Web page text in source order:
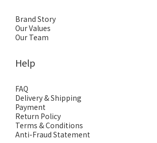
Brand Story
Our Values
Our Team
Help
FAQ
Delivery & Shipping
Payment
Return Policy
Terms & Conditions
Anti-Fraud Statement